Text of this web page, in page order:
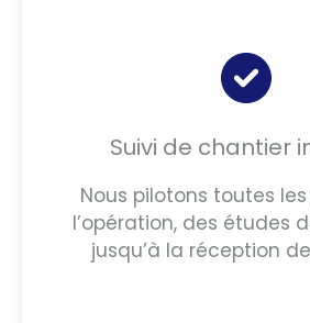
Suivi de chantier
Nous pilotons toutes
l’opération, des études
jusqu’à la réception